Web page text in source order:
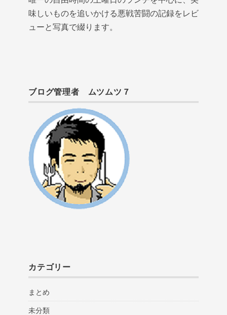
味しいものを追いかける悪戦苦闘の記録をレビ
ューと写真で綴ります。
ブログ管理者 ムツムツ７
カテゴリー
まとめ
未分類